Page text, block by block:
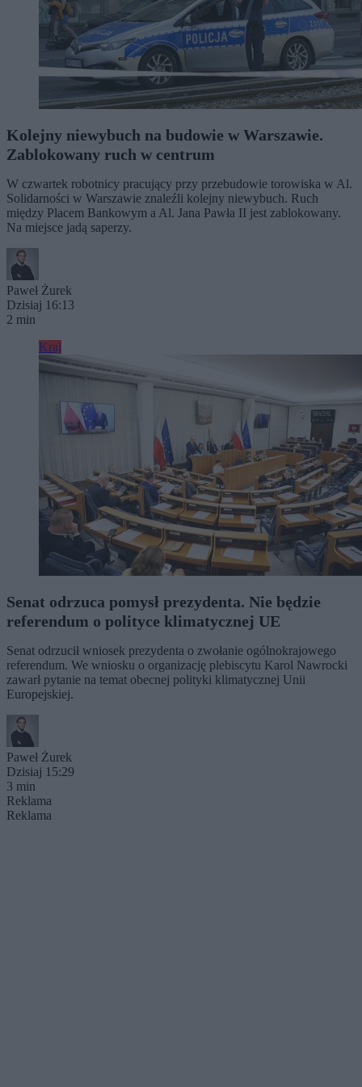
Kolejny niewybuch na budowie w Warszawie.
Zablokowany ruch w centrum
W czwartek robotnicy pracujący przy przebudowie torowiska w Al.
Solidarności w Warszawie znaleźli kolejny niewybuch. Ruch
między Placem Bankowym a Al. Jana Pawła II jest zablokowany.
Na miejsce jadą saperzy.
Paweł Żurek
Dzisiaj 16:13
2 min
Kraj
Senat odrzuca pomysł prezydenta. Nie będzie
referendum o polityce klimatycznej UE
Senat odrzucił wniosek prezydenta o zwołanie ogólnokrajowego
referendum. We wniosku o organizację plebiscytu Karol Nawrocki
zawarł pytanie na temat obecnej polityki klimatycznej Unii
Europejskiej.
Paweł Żurek
Dzisiaj 15:29
3 min
Reklama
Reklama